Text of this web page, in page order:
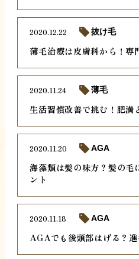
薄毛治療は皮膚科から！専
2020.12.22 抜け毛
生活習慣改善で挑む！肥満
2020.11.24 薄毛
海藻類は髪の味方？髪の毛
ント
2020.11.20 AGA
AGAでも後頭部はげる？
2020.11.18 AGA